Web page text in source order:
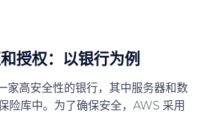
授权：以银行为例
家高安全性的银行，其中服务器和数
险库中。为了确保安全，AWS 采用